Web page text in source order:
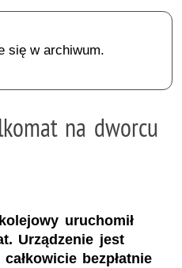
się w archiwum.
na dworcu
uruchomił
Urządzenie jest
bezpłatnie